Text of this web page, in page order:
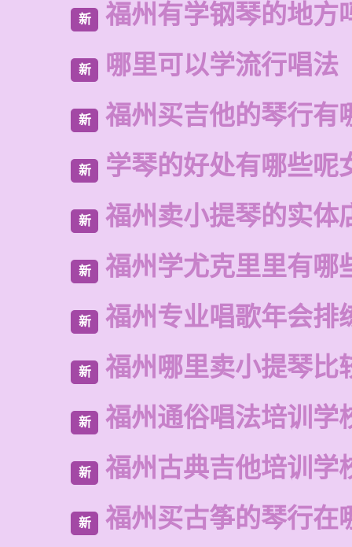
新 福州有学钢琴的地方
新 哪里可以学流行唱法
新 福州买吉他的琴行有
新 学琴的好处有哪些呢
新 福州卖小提琴的实体
新 福州学尤克里里有哪
新 福州专业唱歌年会排
新 福州哪里卖小提琴比
新 福州通俗唱法培训学
新 福州古典吉他培训学
新 福州买古筝的琴行在